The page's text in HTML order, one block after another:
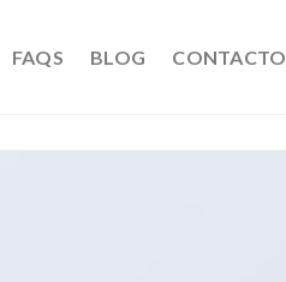
FAQS BLOG CONTACTO